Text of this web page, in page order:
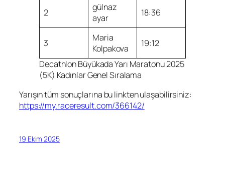
2
gülnaz
ayar
18:36
3
Maria
Kolpakova
19:12
Decathlon Büyükada Yarı Maratonu 2025
(5K) Kadınlar Genel Sıralama
Yarışın tüm sonuçlarına bu linkten ulaşabilirsiniz:
https://my.raceresult.com/366142/
19 Ekim 2025